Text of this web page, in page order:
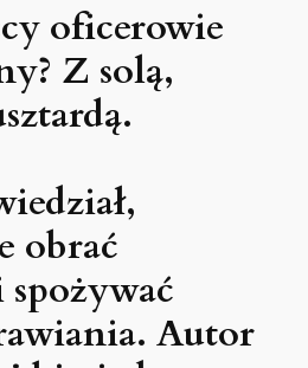
oficerowie
Z solą,
obrać
Autor